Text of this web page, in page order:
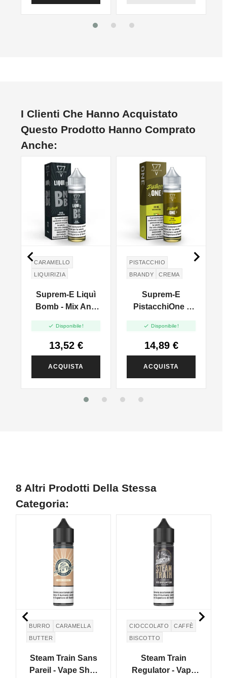
I Clienti Che Hanno Acquistato
Questo Prodotto Hanno Comprato
Anche:
CARAMELLO
LIQUIRIZIA
Suprem-E Liquì
Bomb - Mix And
 Disponibile!
13,52 €
ACQUISTA
PISTACCHIO
BRANDY
CREMA
VANIGLIA
Suprem-E
PistacchiOne -
20ml
 Disponibile!
14,89 €
ACQUISTA
 
8 Altri Prodotti Della Stessa
Categoria:
BURRO
CARAMELLA
BUTTER
Steam Train Sans
Pareil - Vape Shot
NON DISPONIBILE
CIOCCOLATO
CAFFÈ
BISCOTTO
Steam Train
Regulator - Vape
 